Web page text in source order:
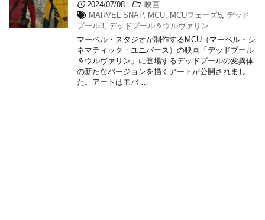
2024/07/08 -映画
MARVEL SNAP, MCU MCUフェーズ5 ,デッド
プール3
デッドプール＆ウルヴァリン
マーベル・スタジオが制作するMCU（マーベル・シ
ネマティック・ユニバース）の映画「デッドプール
＆ウルヴァリン」に登場するデッドプールの変異体
の新たなバージョンを描くアートが公開されまし
た。アートはモバ …